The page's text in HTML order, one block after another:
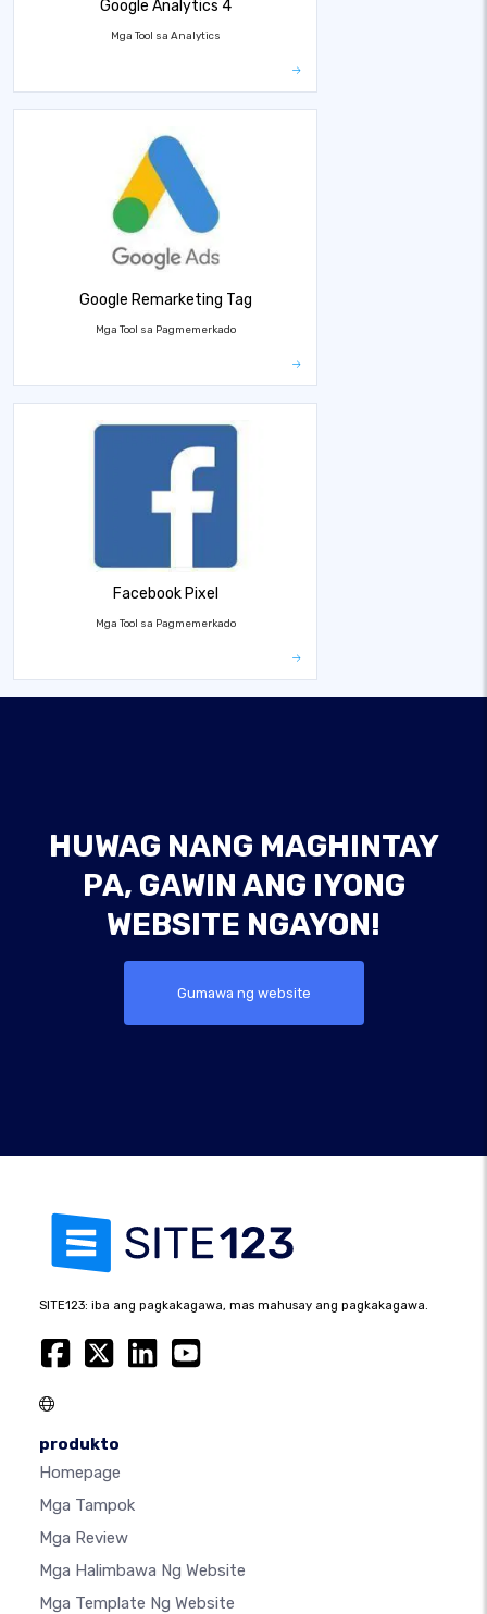
Google Analytics 4
Mga Tool sa Analytics
Google Remarketing Tag
Mga Tool sa Pagmemerkado
Facebook Pixel
Mga Tool sa Pagmemerkado
HUWAG NANG MAGHINTAY
PA, GAWIN ANG IYONG
WEBSITE NGAYON!
Gumawa ng website
SITE123: iba ang pagkakagawa, mas mahusay ang pagkakagawa.
produkto
Homepage
Mga Tampok
Mga Review
Mga Halimbawa Ng Website
Mga Template Ng Website